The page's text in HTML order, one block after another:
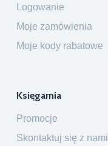
Logowanie
Moje zamówienia
Moje kody rabatowe
Księgarnia
Promocje
Skontaktuj się z nami